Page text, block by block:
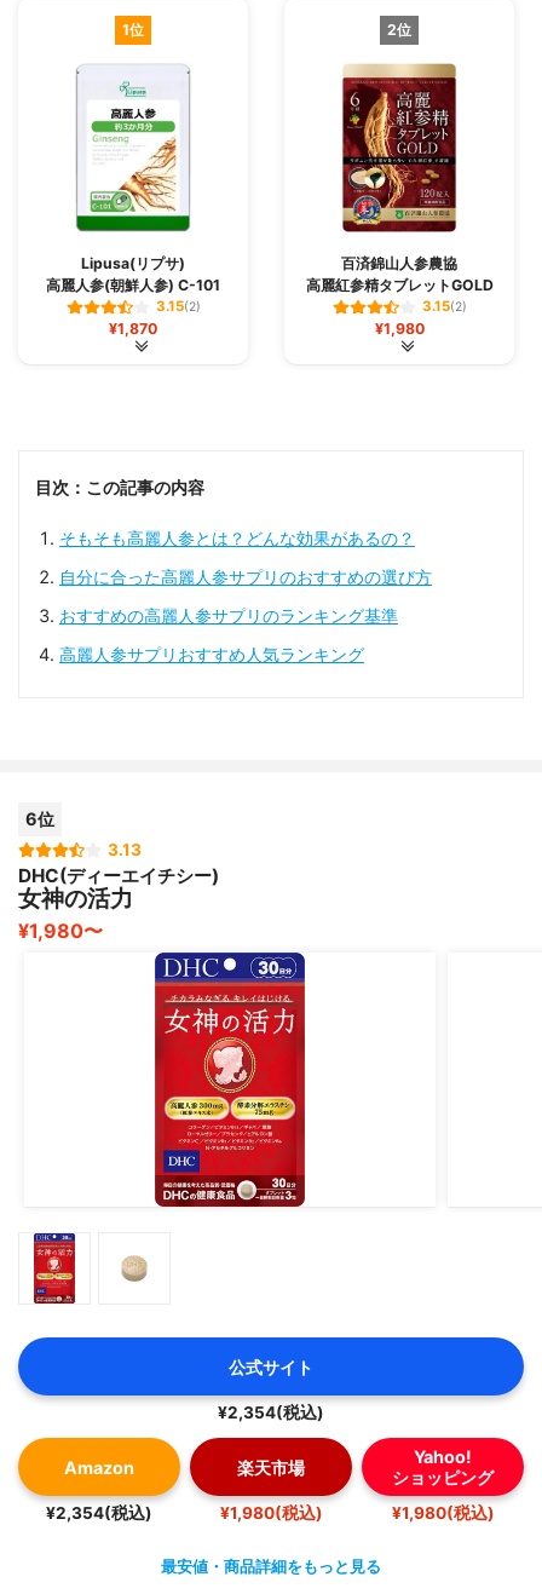
これを飲んだ翌日は目覚めの良さと体の軽さが全く違いま
生理中の冷えにも悩まされていましたが、それも改善され
てきました。
今では疲れた時にはこのサプリを飲むのが欠かせません。
1位
Lipusa(リプサ)
高麗人参(朝鮮人参) C-101
3.15(2)
¥1,870
2位
百済錦山人参農協
高麗紅参精タブレットGOLD
3.15(2)
¥1,980
目次：この記事の内容
そもそも高麗人参とは？どんな効果があるの？
自分に合った高麗人参サプリのおすすめの選び方
おすすめの高麗人参サプリのランキング基準
高麗人参サプリおすすめ人気ランキング
6位
3.13
DHC(ディーエイチシー)
女神の活力
¥1,980〜
公式サイト
¥2,354(税込)
Amazon
¥2,354(税込)
楽天市場
¥1,980(税込)
Yahoo!
ショッピング
¥1,980(税込)
最安値・商品詳細をもっと見る